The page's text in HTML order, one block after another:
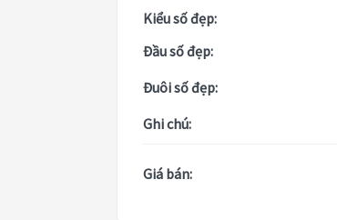
Kiểu số đẹp:
Đầu số đẹp:
Đuôi số đẹp:
Ghi chú:
Giá bán: